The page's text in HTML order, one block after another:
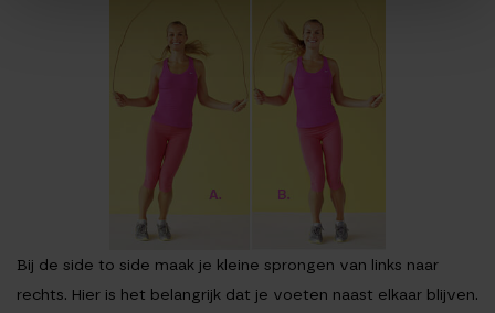
Bij de side to side maak je kleine sprongen van links naar
rechts. Hier is het belangrijk dat je voeten naast elkaar blijven.